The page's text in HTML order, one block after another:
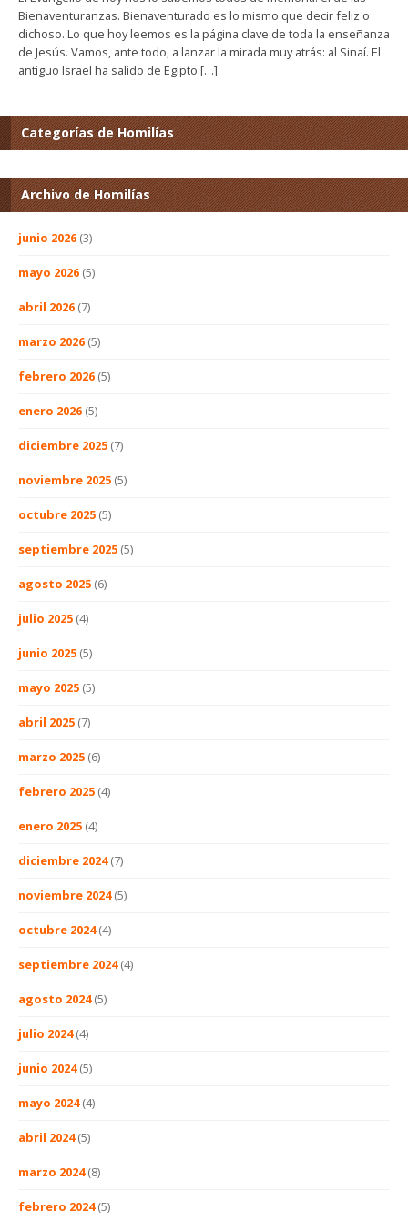
Bienaventuranzas. Bienaventurado es lo mismo que decir feliz o
dichoso. Lo que hoy leemos es la página clave de toda la enseñanza
de Jesús. Vamos, ante todo, a lanzar la mirada muy atrás: al Sinaí. El
antiguo Israel ha salido de Egipto […]
Categorías de Homilías
Archivo de Homilías
junio 2026 (3)
mayo 2026 (5)
abril 2026 (7)
marzo 2026 (5)
febrero 2026 (5)
enero 2026 (5)
diciembre 2025 (7)
noviembre 2025 (5)
octubre 2025 (5)
septiembre 2025 (5)
agosto 2025 (6)
julio 2025 (4)
junio 2025 (5)
mayo 2025 (5)
abril 2025 (7)
marzo 2025 (6)
febrero 2025 (4)
enero 2025 (4)
diciembre 2024(7)
noviembre 2024(5)
octubre 2024(4)
septiembre 2024(4)
agosto 2024(5)
julio 2024(4)
junio 2024(5)
mayo 2024(4)
abril 2024(5)
marzo 2024(8)
febrero 2024(5)